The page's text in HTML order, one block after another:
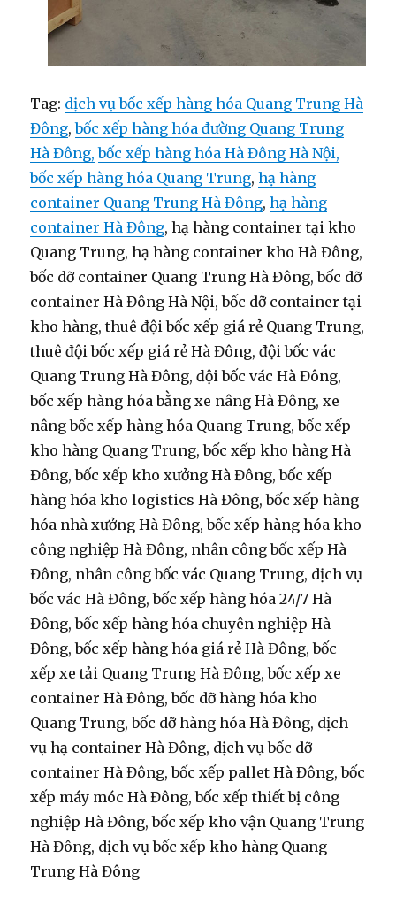
Tag: dịch vụ bốc xếp hàng hóa Quang Trung Hà
Đông,bốc xếp hàng hóa đường Quang Trung
Hà Đông, bốc xếp hàng hóa Hà Đông Hà Nội,
bốc xếp hàng hóa Quang Trung,hạ hàng
container Quang Trung Hà Đông,hạ hàng
container Hà Đông, hạ hàng container tại kho
Quang Trung, hạ hàng container kho Hà Đông,
bốc dỡ container Quang Trung Hà Đông, bốc dỡ
container Hà Đông Hà Nội, bốc dỡ container tại
kho hàng, thuê đội bốc xếp giá rẻ Quang Trung,
thuê đội bốc xếp giá rẻ Hà Đông, đội bốc vác
Quang Trung Hà Đông, đội bốc vác Hà Đông,
bốc xếp hàng hóa bằng xe nâng Hà Đông, xe
nâng bốc xếp hàng hóa Quang Trung, bốc xếp
kho hàng Quang Trung, bốc xếp kho hàng Hà
Đông, bốc xếp kho xưởng Hà Đông, bốc xếp
hàng hóa kho logistics Hà Đông, bốc xếp hàng
hóa nhà xưởng Hà Đông, bốc xếp hàng hóa kho
công nghiệp Hà Đông, nhân công bốc xếp Hà
Đông, nhân công bốc vác Quang Trung, dịch vụ
bốc vác Hà Đông, bốc xếp hàng hóa 24/7 Hà
Đông, bốc xếp hàng hóa chuyên nghiệp Hà
Đông, bốc xếp hàng hóa giá rẻ Hà Đông, bốc
xếp xe tải Quang Trung Hà Đông, bốc xếp xe
container Hà Đông, bốc dỡ hàng hóa kho
Quang Trung, bốc dỡ hàng hóa Hà Đông, dịch
vụ hạ container Hà Đông, dịch vụ bốc dỡ
container Hà Đông, bốc xếp pallet Hà Đông, bốc
xếp máy móc Hà Đông, bốc xếp thiết bị công
nghiệp Hà Đông, bốc xếp kho vận Quang Trung
Hà Đông, dịch vụ bốc xếp kho hàng Quang
Trung Hà Đông